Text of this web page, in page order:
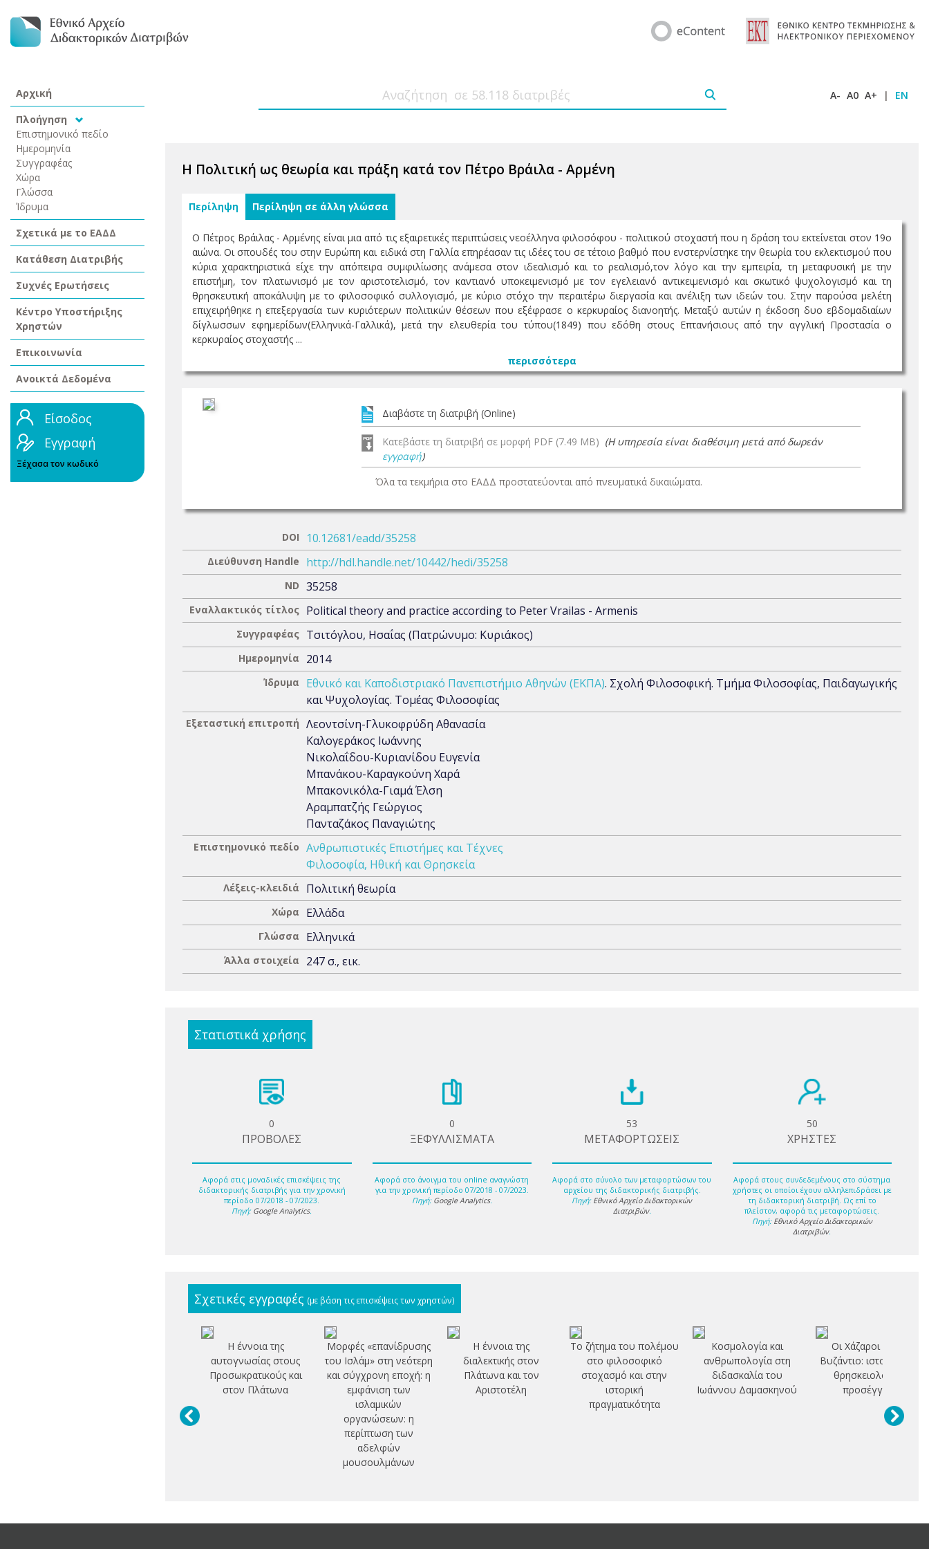
Αρχική
Πλοήγηση
Επιστημονικό πεδίο
Ημερομηνία
Συγγραφέας
Χώρα
Γλώσσα
Ίδρυμα
Σχετικά με το ΕΑΔΔ
Κατάθεση Διατριβής
Συχνές Ερωτήσεις
Κέντρο Υποστήριξης
Χρηστών
Επικοινωνία
Ανοικτά Δεδομένα
Είσοδος
Εγγραφή
Ξέχασα τον κωδικό
A- A0 A+ | EN
Η Πολιτική ως θεωρία και πράξη κατά τον Πέτρο Βράιλα - Αρμένη
Περίληψη Περίληψη σε άλλη γλώσσα
Ο Πέτρος Βράιλας - Αρμένης είναι μια από τις εξαιρετικές περιπτώσεις νεοέλληνα φιλοσόφου - πολιτικού στοχαστή που η δράση του εκτείνεται στον 19ο
αιώνα. Οι σπουδές του στην Ευρώπη και ειδικά στη Γαλλία επηρέασαν τις ιδέες του σε τέτοιο βαθμό που ενστερνίστηκε την θεωρία του εκλεκτισμού που
κύρια χαρακτηριστικά είχε την απόπειρα συμφιλίωσης ανάμεσα στον ιδεαλισμό και το ρεαλισμό,τον λόγο και την εμπειρία, τη μεταφυσική με την
επιστήμη, τον πλατωνισμό με τον αριστοτελισμό, τον καντιανό υποκειμενισμό με τον εγελειανό αντικειμενισμό και σκωτικό ψυχολογισμό και τη
θρησκευτική αποκάλυψη με το φιλοσοφικό συλλογισμό, με κύριο στόχο την περαιτέρω διεργασία και ανέλιξη των ιδεών του. Στην παρούσα μελέτη
επιχειρήθηκε η επεξεργασία των κυριότερων πολιτικών θέσεων που εξέφρασε ο κερκυραίος διανοητής. Μεταξύ αυτών η έκδοση δυο εβδομαδιαίων
δίγλωσσων εφημερίδων(Ελληνικά-Γαλλικά), μετά την ελευθερία του τύπου(1849) που εδόθη στους Επτανήσιους από την αγγλική Προστασία ο
κερκυραίος στοχαστής ...
περισσότερα
Διαβάστε τη διατριβή (Online)
Κατεβάστε τη διατριβή σε μορφή PDF (7.49 MB) (Η υπηρεσία είναι διαθέσιμη μετά από δωρεάν
εγγραφή)
Όλα τα τεκμήρια στο ΕΑΔΔ προστατεύονται από πνευματικά δικαιώματα.
DOI 10.12681/eadd/35258
Διεύθυνση Handle http://hdl.handle.net/10442/hedi/35258
ND 35258
Εναλλακτικός τίτλος Political theory and practice according to Peter Vrailas - Armenis
Συγγραφέας Τσιτόγλου, Ησαΐας (Πατρώνυμο: Κυριάκος)
Ημερομηνία 2014
Ίδρυμα Εθνικό και Καποδιστριακό Πανεπιστήμιο Αθηνών (ΕΚΠΑ). Σχολή Φιλοσοφική. Τμήμα Φιλοσοφίας, Παιδαγωγικής
και Ψυχολογίας. Τομέας Φιλοσοφίας
Εξεταστική επιτροπή Λεοντσίνη-Γλυκοφρύδη Αθανασία
Καλογεράκος Ιωάννης
Νικολαΐδου-Κυριανίδου Ευγενία
Μπανάκου-Καραγκούνη Χαρά
Μπακονικόλα-Γιαμά Έλση
Αραμπατζής Γεώργιος
Πανταζάκος Παναγιώτης
Επιστημονικό πεδίο Ανθρωπιστικές Επιστήμες και Τέχνες
Φιλοσοφία, Ηθική και Θρησκεία
Λέξεις-κλειδιά Πολιτική θεωρία
Χώρα Ελλάδα
Γλώσσα Ελληνικά
Άλλα στοιχεία 247 σ., εικ.
Στατιστικά χρήσης
0
ΠΡΟΒΟΛΕΣ
Αφορά στις μοναδικές επισκέψεις της
διδακτορικής διατριβής για την χρονική
περίοδο 07/2018 - 07/2023.
Πηγή: Google Analytics.
0
ΞΕΦΥΛΛΙΣΜΑΤΑ
Αφορά στο άνοιγμα του online αναγνώστη
για την χρονική περίοδο 07/2018 - 07/2023.
Πηγή: Google Analytics.
53
ΜΕΤΑΦΟΡΤΩΣΕΙΣ
Αφορά στο σύνολο των μεταφορτώσων του
αρχείου της διδακτορικής διατριβής.
Πηγή: Εθνικό Αρχείο Διδακτορικών
Διατριβών.
50
ΧΡΗΣΤΕΣ
Αφορά στους συνδεδεμένους στο σύστημα
χρήστες οι οποίοι έχουν αλληλεπιδράσει με
τη διδακτορική διατριβή. Ως επί το
πλείστον, αφορά τις μεταφορτώσεις.
Πηγή: Εθνικό Αρχείο Διδακτορικών
Διατριβών.
Σχετικές εγγραφές (με βάση τις επισκέψεις των χρηστών)
Η έννοια της
αυτογνωσίας στους
Προσωκρατικούς και
στον Πλάτωνα
Μορφές «επανίδρυσης
του Ισλάμ» στη νεότερη
και σύγχρονη εποχή: η
εμφάνιση των
ισλαμικών
οργανώσεων: η
περίπτωση των
αδελφών
μουσουλμάνων
Η έννοια της
διαλεκτικής στον
Πλάτωνα και τον
Αριστοτέλη
Το ζήτημα του πολέμου
στο φιλοσοφικό
στοχασμό και στην
ιστορική
πραγματικότητα
Κοσμολογία και
ανθρωπολογία στη
διδασκαλία του
Ιωάννου Δαμασκηνού
Οι Χάζαροι και το
Βυζάντιο: ιστορική και
θρησκειολογική
προσέγγιση